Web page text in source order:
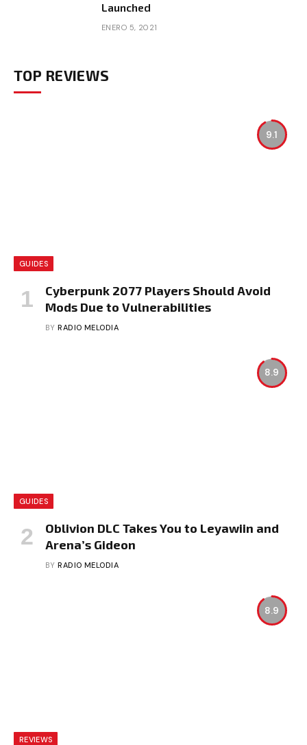
Launched
ENERO 5, 2021
TOP REVIEWS
9.1
GUIDES
Cyberpunk 2077 Players Should Avoid
Mods Due to Vulnerabilities
BY RADIO MELODIA
8.9
GUIDES
Oblivion DLC Takes You to Leyawiin and
Arena’s Gideon
BY RADIO MELODIA
8.9
REVIEWS